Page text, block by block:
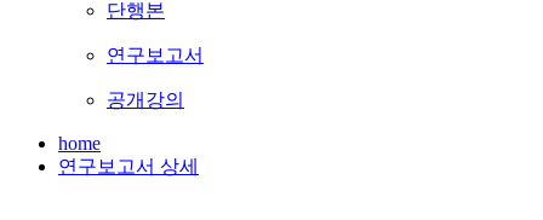
단행본
연구보고서
공개강의
home
연구보고서 상세